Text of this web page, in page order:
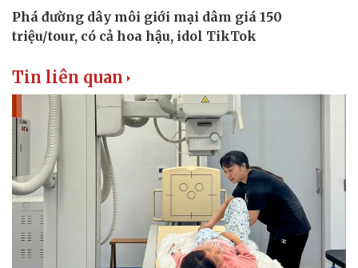
Thể thao
Bóng đá
Thế giới thể thao
eSports
Hậu trường
Ô tô - Xe máy
Ô tô
Tin liên quan